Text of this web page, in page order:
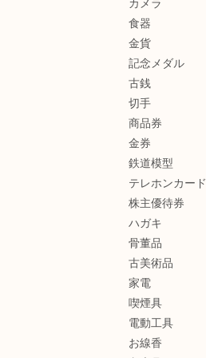
食器
金貨
記念メダル
古銭
切手
商品券
金券
鉄道模型
テレホンカード
株主優待券
ハガキ
骨董品
古美術品
家電
喫煙具
電動工具
お線香